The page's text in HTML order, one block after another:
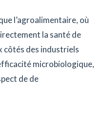
l’agroalimentaire, où
la santé de
côtés des industriels
microbiologique,
de de